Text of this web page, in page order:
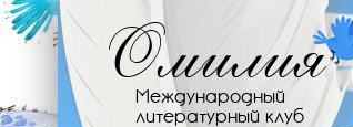
Перейти к основному содержанию
Омилия
Международный
литературный клуб